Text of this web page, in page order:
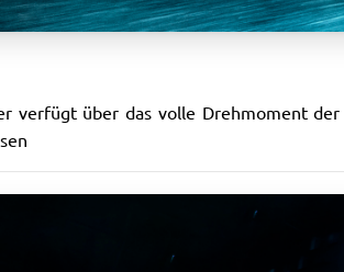
verfügt über das volle Drehmoment